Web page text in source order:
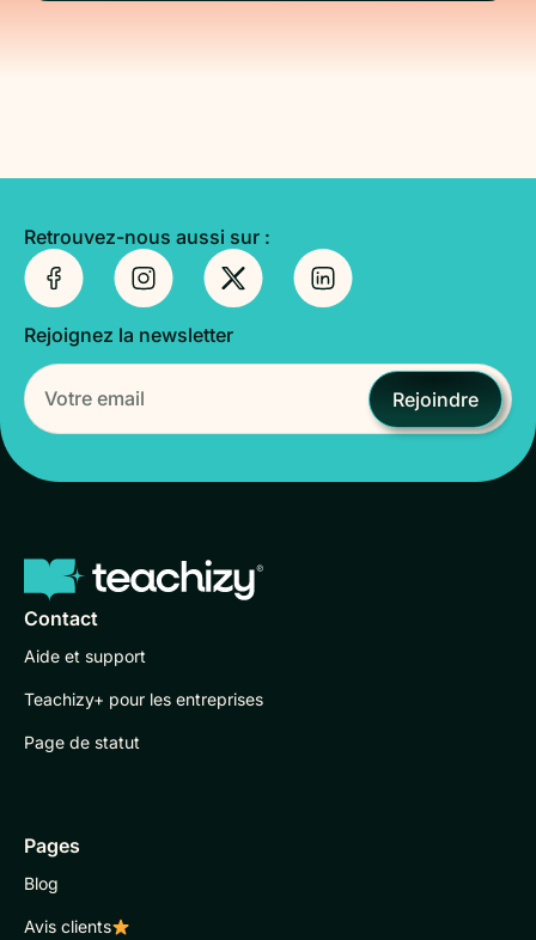
Retrouvez-nous aussi sur :
Rejoignez la newsletter
Rejoindre
Contact
Aide et support
Teachizy+ pour les entreprises
Page de statut
Pages
Blog
Avis clients